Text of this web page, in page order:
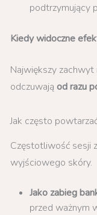
podtrzymujący
Kiedy widoczne
Największy
odczuwająod razu
Jak często
Częstotliwość sesji
wyjściowego skóry.
Jako zabieg
przed ważnym